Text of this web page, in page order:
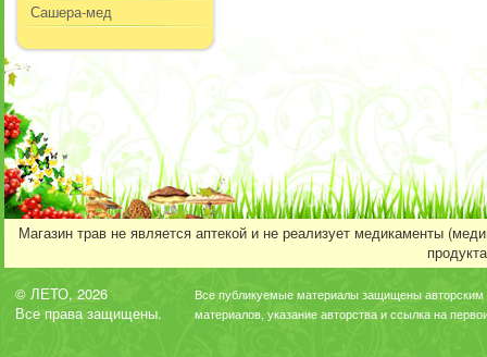
Сашера-мед
Магазин трав не является аптекой и не реализует медикаменты
© ЛЕТО, 2026
Все права защищены.
Все публикуемые материалы защищены авторским
материалов, указание авторства и ссылка на